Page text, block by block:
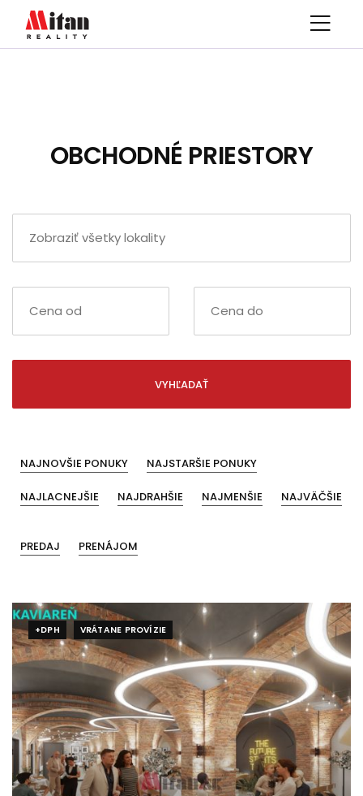
OBCHODNÉ PRIESTORY
VYHĽADAŤ
NAJNOVŠIE PONUKY NAJSTARŠIE PONUKY
NAJLACNEJŠIE NAJDRAHŠIE NAJMENŠIE NAJVÄČŠIE
PREDAJ PRENÁJOM
+DPH VRÁTANE PROVÍZIE